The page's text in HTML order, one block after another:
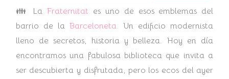
👪 LaFraternitat es uno de esos emblemas del
barrio de la Barceloneta. Un edificio modernista
lleno de secretos, historia y belleza. Hoy en día
encontramos una fabulosa biblioteca que invita a
ser descubierta y disfrutada, pero los ecos del ayer